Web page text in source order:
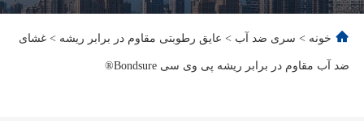
خونه > سری ضد آب > عایق رطوبتی مقاوم در برابر ریشه > غشای
ضد آب مقاوم در برابر ریشه پی وی سی Bondsure®